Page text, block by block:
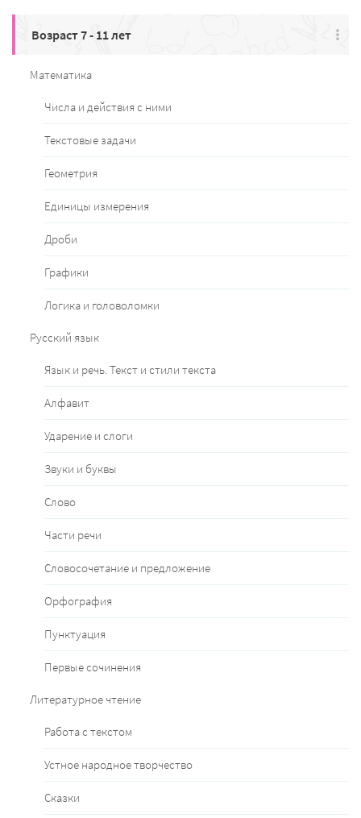
Возраст 7 - 11 лет
Математика
Числа и действия с ними
Текстовые задачи
Геометрия
Единицы измерения
Дроби
Графики
Логика и головоломки
Русский язык
Язык и речь. Текст и стили текста
Алфавит
Ударение и слоги
Звуки и буквы
Слово
Части речи
Словосочетание и предложение
Орфография
Пунктуация
Первые сочинения
Литературное чтение
Работа с текстом
Устное народное творчество
Сказки